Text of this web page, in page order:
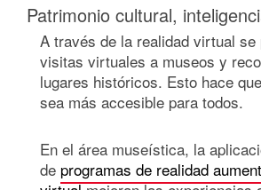
Patrimonio cultural,
A través de la realidad virtual se
visitas virtuales a museos y
lugares históricos. Esto hace
sea más accesible para todos.
En el área museística, la
de programas de realidad